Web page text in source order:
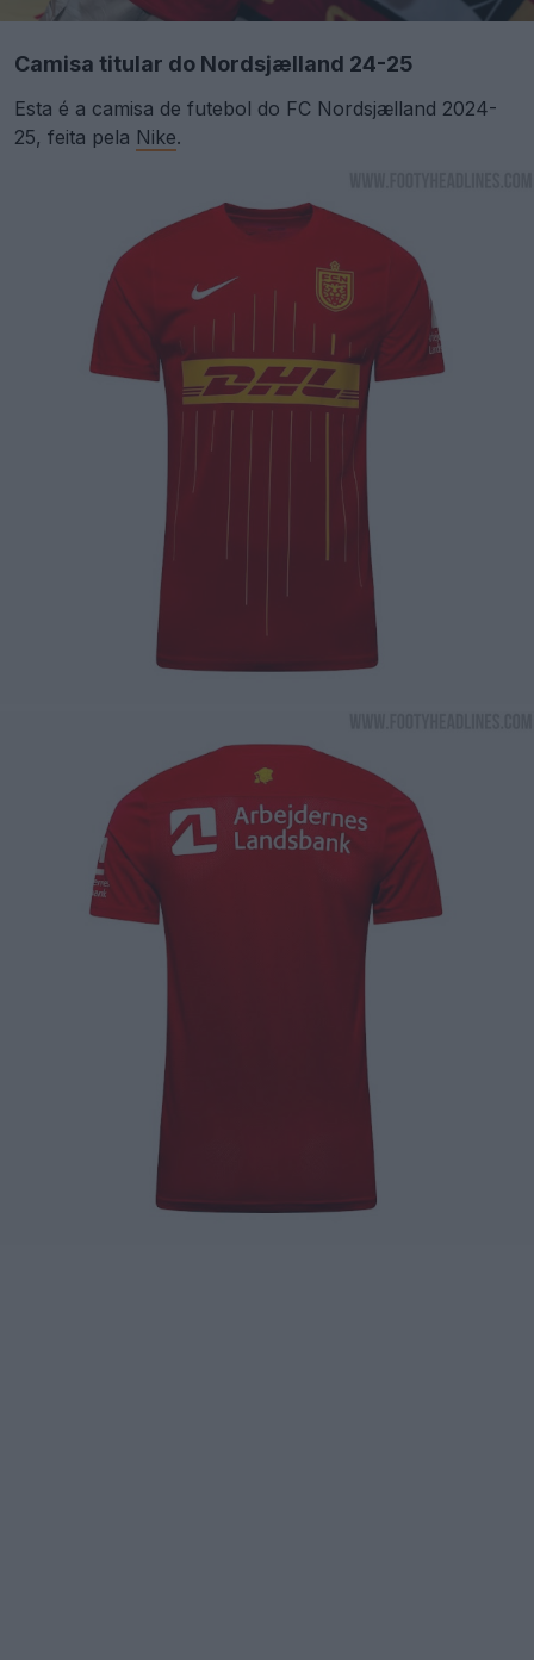
Camisa titular do Nordsjælland 24-25
Esta é a camisa de futebol do FC Nordsjælland 2024-
25, feita pela Nike.